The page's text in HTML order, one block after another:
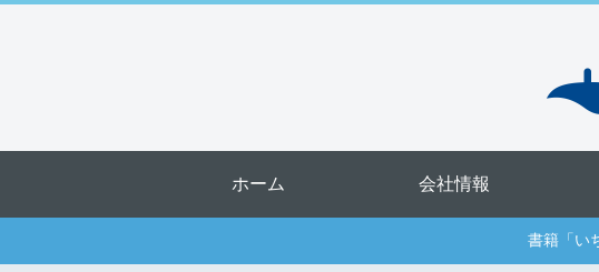
ホーム 会社情報
書籍「い